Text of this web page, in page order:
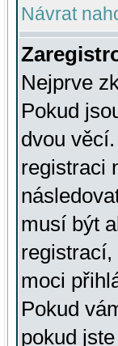
Návrat
Nejprve
Pokud
dvou
registraci
musí být
registrací,
moci
Pokud
pokud